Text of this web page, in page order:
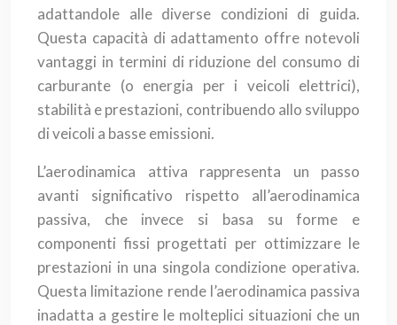
adattandole alle diverse condizioni di guida.
Questa capacità di adattamento offre notevoli
vantaggi in termini di riduzione del consumo di
carburante (o energia per i veicoli elettrici),
stabilità e prestazioni, contribuendo allo sviluppo
di veicoli a basse emissioni.
L’aerodinamica attiva rappresenta un passo
avanti significativo rispetto all’aerodinamica
passiva, che invece si basa su forme e
componenti fissi progettati per ottimizzare le
prestazioni in una singola condizione operativa.
Questa limitazione rende l’aerodinamica passiva
inadatta a gestire le molteplici situazioni che un